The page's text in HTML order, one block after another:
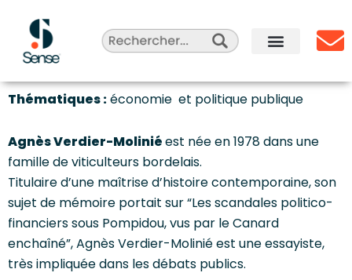
contenu
Thématiques :économie et politique publique
Agnès Verdier-Moliniéest née en 1978 dans une
famille de viticulteurs bordelais.
Titulaire d’une maîtrise d’histoire contemporaine, son
sujet de mémoire portait sur “Les scandales politico-
financiers sous Pompidou, vus par le Canard
enchaîné”, Agnès Verdier-Molinié est une essayiste,
très impliquée dans les débats publics.